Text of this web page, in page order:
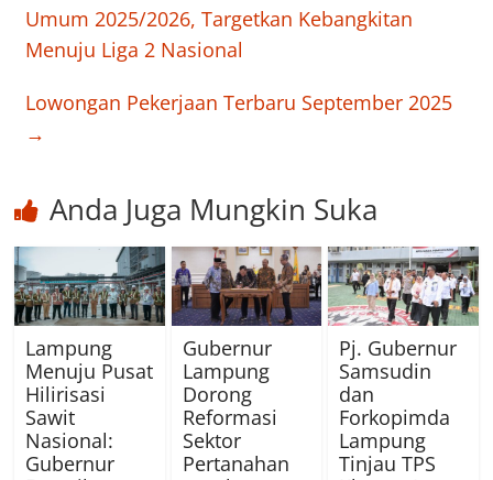
Umum 2025/2026, Targetkan Kebangkitan
Menuju Liga 2 Nasional
Lowongan Pekerjaan Terbaru September 2025
→
Anda Juga Mungkin Suka
Lampung
Menuju Pusat
Hilirisasi
Sawit
Nasional:
Gubernur
Gubernur
Lampung
Dorong
Reformasi
Sektor
Pertanahan
Pj. Gubernur
Samsudin
dan
Forkopimda
Lampung
Tinjau TPS